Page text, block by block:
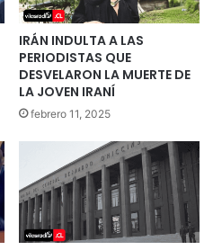
IRÁN INDULTA A LAS
PERIODISTAS QUE
DESVELARON LA MUERTE DE
LA JOVEN IRANÍ
febrero 11, 2025